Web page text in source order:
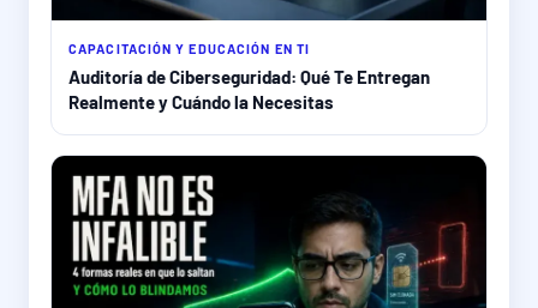
CAPACITACIÓN Y EDUCACIÓN EN TI
Auditoría de Ciberseguridad: Qué Te Entregan
Realmente y Cuándo la Necesitas